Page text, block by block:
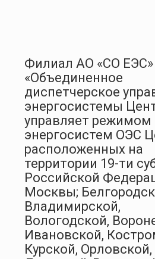
Филиал АО «СО ЕЭС»
«Объединенное
диспетчерское
энергосистемы
управляет режимом
энергосистем ОЭС
расположенных на
территории 19-ти
Российской
Москвы;
Владимирской,
Вологодской,
Ивановской,
Курской, Орловской,